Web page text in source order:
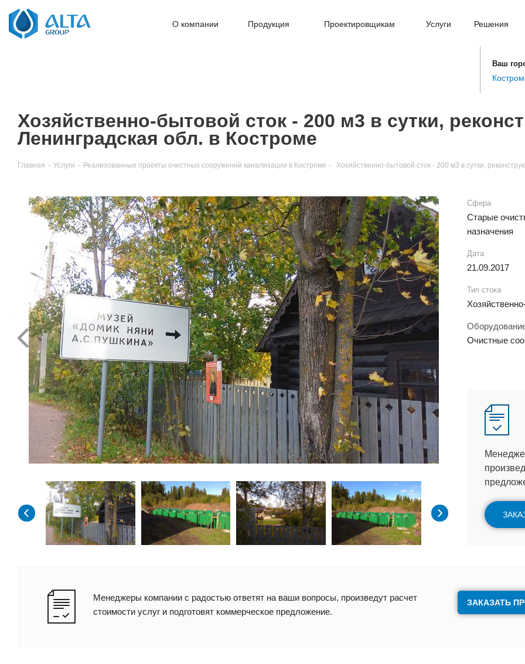
О компании Продукция Проектировщикам Услуги Решения
Ваш
Хозяйственно-бытовой сток - 200 м3 в сутки,
Ленинградская обл. в Костроме
Главная - Услуги - Реализованные проекты очистных сооружений канализации в Костроме - Хозяйственно-бытовой сток - 200 м3 в сутки,
Сфера
Старые
назначения
Дата
21.09.2017
Тип стока
Очистные
Менеджеры компании с радостью ответят на ваши вопросы, произведут расчет
стоимости услуг и подготовят коммерческое предложение.
ЗАКАЗАТЬ